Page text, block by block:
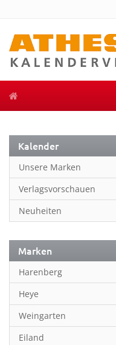
Kalender
Unsere Marken
Verlagsvorschauen
Neuheiten
Marken
Harenberg
Heye
Weingarten
Eiland